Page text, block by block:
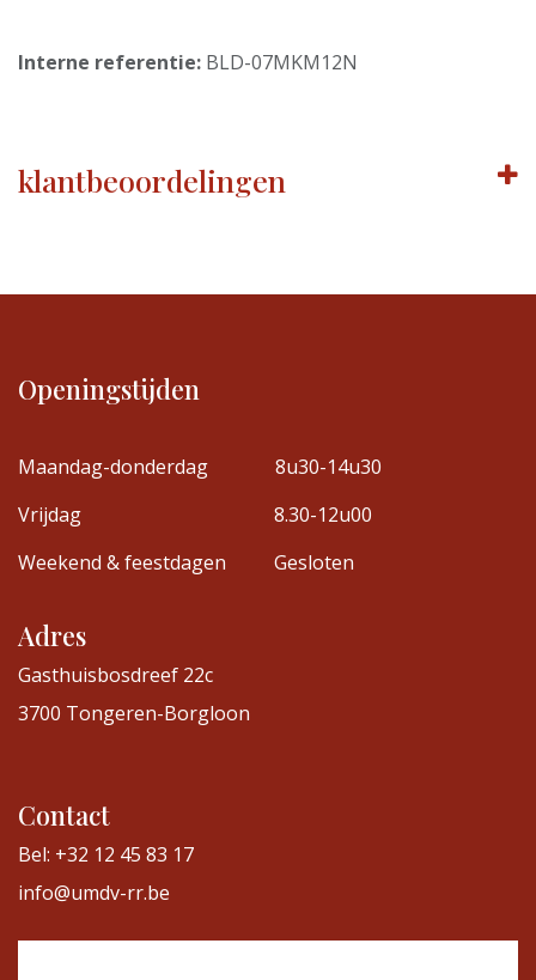
Interne referentie: BLD-07MKM12N
klantbeoordelingen
Openingstijden
Maandag-donderdag
8u30-14u30
Vrijdag
8.30-12u00
Weekend & feestdagen
Gesloten
Adres
Gasthuisbosdreef 22c
3700 Tongeren-Borgloon
Contact
Bel: +32 12 45 83 17
info@umdv-rr.be